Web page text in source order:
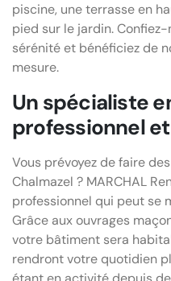
piscine, une terrasse en
pied sur le jardin.
sérénité et bénéficiez de
mesure.
Un spécialiste
professionnel
Vous prévoyez de faire
Chalmazel ? MARCHAL
professionnel qui peut se
Grâce aux ouvrages
votre bâtiment sera
rendront votre quotidien